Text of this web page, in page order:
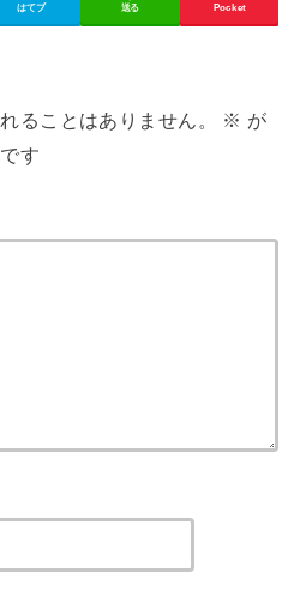
はてブ 送る Pocket
ることはありません。 ※ が
す